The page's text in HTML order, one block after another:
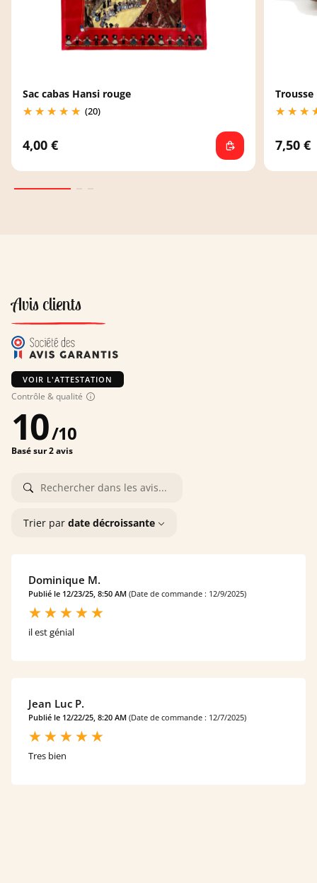
Sac cabas Hansi rouge
(20)
4,00 €
Trousse
7,50 €
Avis clients
VOIR L'ATTESTATION
Contrôle & qualité
10/10
Basé sur 2 avis
Trier par date décroissante
Dominique M.
Publié le 12/23/25, 8:50 AM (Date de commande : 12/9/2025)
il est génial
Jean Luc P.
Publié le 12/22/25, 8:20 AM (Date de commande : 12/7/2025)
Tres bien